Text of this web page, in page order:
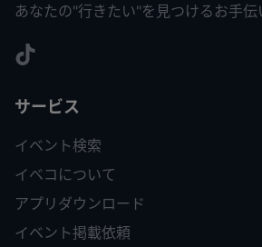
あなたの"行きたい"を見つけるお手伝
サービス
イベント検索
イベコについて
アプリダウンロード
イベント掲載依頼